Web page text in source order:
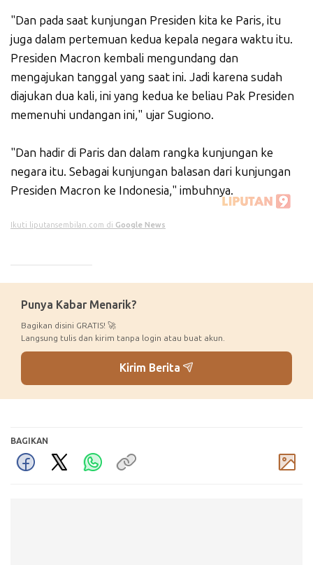
"Dan pada saat kunjungan Presiden kita ke Paris, itu
juga dalam pertemuan kedua kepala negara waktu itu.
Presiden Macron kembali mengundang dan
mengajukan tanggal yang saat ini. Jadi karena sudah
diajukan dua kali, ini yang kedua ke beliau Pak Presiden
memenuhi undangan ini," ujar Sugiono.
"Dan hadir di Paris dan dalam rangka kunjungan ke
negara itu. Sebagai kunjungan balasan dari kunjungan
Presiden Macron ke Indonesia," imbuhnya.
Ikuti liputansembilan.com di Google News
Punya Kabar Menarik?
Bagikan disini GRATIS! 🚀
Langsung tulis dan kirim tanpa login atau buat akun.
Kirim Berita
BAGIKAN